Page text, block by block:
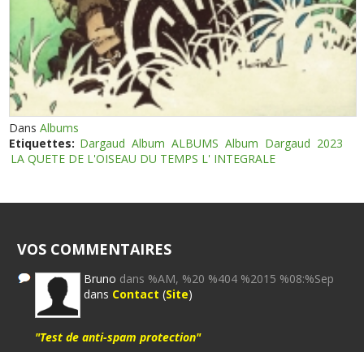
DansAlbums
Etiquettes: Dargaud Album ALBUMS Album Dargaud 2023
LA QUETE DE L'OISEAU DU TEMPS L' INTEGRALE
VOS COMMENTAIRES
Bruno dans %AM, %20 %404 %2015 %08:%Sep
dans Contact (Site)
"Test de anti-spam protection"